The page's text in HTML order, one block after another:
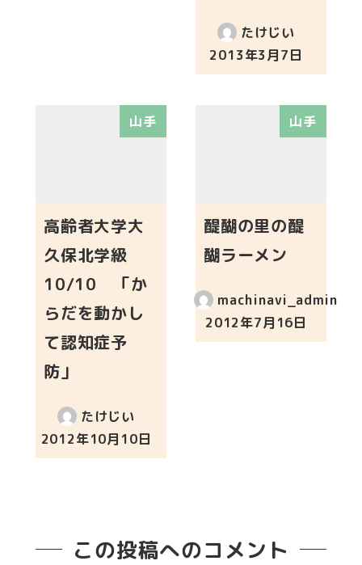
たけじい
投稿日
2013年3月7日
山手
高齢者大学大
久保北学級
10/10 「か
らだを動かし
て認知症予
防」
たけじい
投稿日
2012年10月10日
山手
醍醐の里の醍
醐ラーメン
machinavi_admin
投稿日
2012年7月16日
この投稿へのコメント